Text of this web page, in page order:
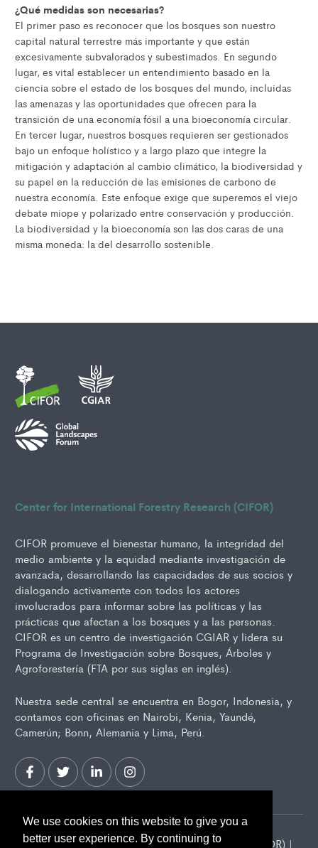
We use cookies on this website to give you a
better user experience. By continuing to
¿Qué medidas son necesarias?
El primer paso es reconocer que los bosques son nuestro
capital natural terrestre más importante y que están
excesivamente subvalorados y subestimados. En segundo
lugar, es vital establecer un entendimiento basado en la
ciencia sobre el estado de los bosques del mundo, incluidas
las amenazas y las oportunidades que ofrecen para la
transición de una economía fósil a una bioeconomía circular.
En tercer lugar, nuestros bosques requieren ser gestionados
bajo un enfoque holístico y a largo plazo que integre la
mitigación y adaptación al cambio climático, la biodiversidad y
su papel en la reducción de las emisiones de carbono de
nuestra economía. Este enfoque exige que superemos el viejo
debate miope y polarizado entre conservación y producción.
La biodiversidad y la bioeconomía son las dos caras de una
misma moneda: la del desarrollo sostenible.
Center for International Forestry Research (CIFOR)
CIFOR promueve el bienestar humano, la integridad del
medio ambiente y la equidad mediante investigación de
avanzada, desarrollando las capacidades de sus socios y
dialogando activamente con todos los actores
involucrados para informar sobre las políticas y las
prácticas que afectan a los bosques y a las personas.
CIFOR es un centro de investigación CGIAR y lidera su
Programa de Investigación sobre Bosques, Árboles y
Agroforestería (FTA por sus siglas en inglés).
Nuestra sede central se encuentra en Bogor, Indonesia, y
contamos con oficinas en Nairobi, Kenia, Yaundé,
Camerún; Bonn, Alemania y Lima, Perú.
2026 Center for International Forestry Research (CIFOR) |